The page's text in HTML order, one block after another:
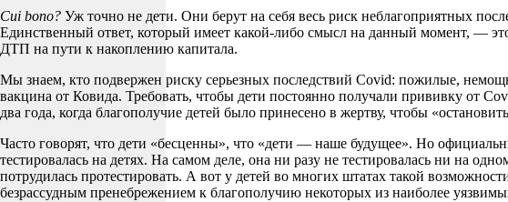
Cui bono? Уж точно не дети. Они берут на себя весь риск неблагоприятных
Единственный ответ, который имеет какой-либо смысл на данный момент, —
ДТП на пути к накоплению капитала.
Мы знаем, кто подвержен риску серьезных последствий Covid: пожилые,
вакцина от Ковида. Требовать, чтобы дети постоянно получали прививку от
два года, когда благополучие детей было принесено в жертву, чтобы
Часто говорят, что дети «бесценны», что «дети — наше будущее». Но
тестировалась на детях. На самом деле, она ни разу не тестировалась ни на
потрудилась протестировать. А вот у детей во многих штатах такой
безрассудным пренебрежением к благополучию некоторых из наиболее